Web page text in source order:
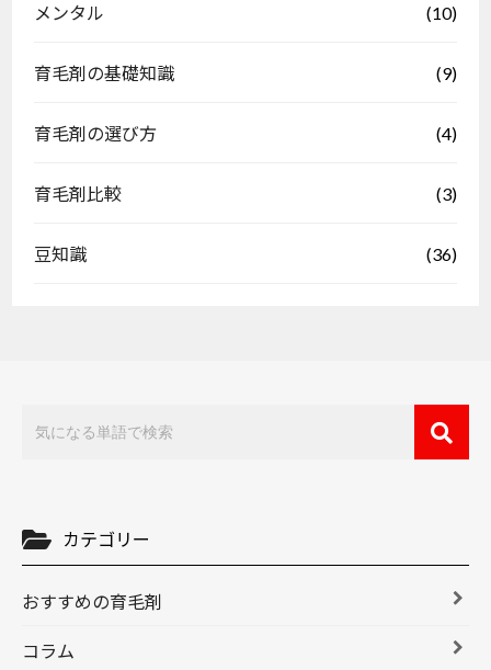
メンタル (10)
育毛剤の基礎知識 (9)
育毛剤の選び方 (4)
育毛剤比較 (3)
豆知識 (36)
カテゴリー
おすすめの育毛剤
コラム